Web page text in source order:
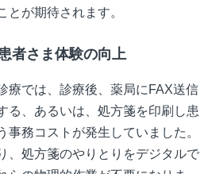
とが期待されます。
者さま体験の向上
療では、診療後、薬局に FAX送信
る、あるいは、処方箋を印刷し患
事務コストが発生していました。
、処方箋のやりとりをデジタルで